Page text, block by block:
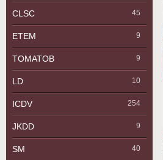
CLSC 45
ETEM 9
TOMATOB 9
LD 10
ICDV 254
JKDD 9
SM 40